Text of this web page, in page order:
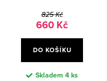
825 Kč
660 Kč
DO KOŠÍKU
Skladem 4 ks